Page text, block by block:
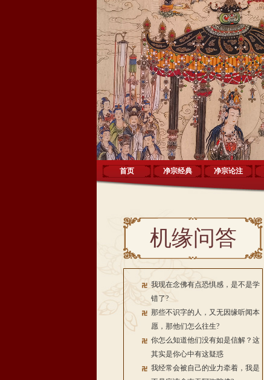
首页 净宗经典 净宗论注
机缘问答
我现在念佛有点恐惧感，是不是学
错了?
那些不识字的人，又无因缘听闻本
愿，那他们怎么往生?
你怎么知道他们没有如是信解？这
其实是你心中有这疑惑
我经常会被自己的业力牵着，我是